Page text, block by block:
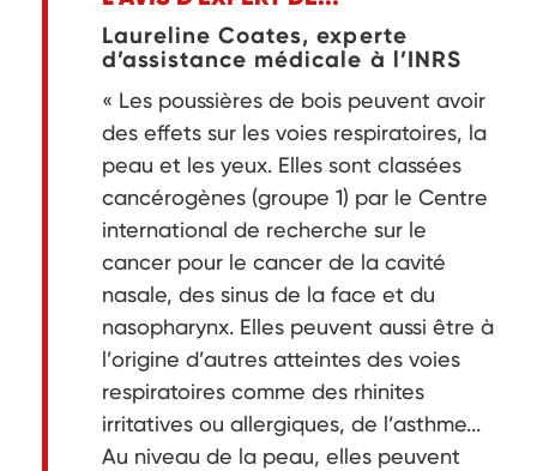
Laureline Coates, experte
d’assistance médicale à l’INRS
« Les poussières de bois peuvent avoir
des effets sur les voies respiratoires, la
peau et les yeux. Elles sont classées
cancérogènes (groupe 1) par le Centre
international de recherche sur le
cancer pour le cancer de la cavité
nasale, des sinus de la face et du
nasopharynx. Elles peuvent aussi être à
l’origine d’autres atteintes des voies
respiratoires comme des rhinites
irritatives ou allergiques, de l’asthme...
Au niveau de la peau, elles peuvent